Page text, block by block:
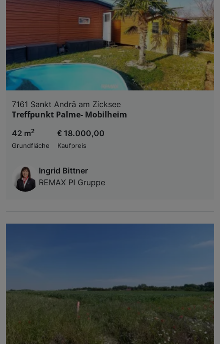
7161 Sankt Andrä am Zicksee
Treffpunkt Palme- Mobilheim
42 m2
Grundfläche
€ 18.000,00
Kaufpreis
Ingrid Bittner
REMAX PI Gruppe